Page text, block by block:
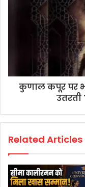
कुणाल कपूर पर
उतरती
Related Articles